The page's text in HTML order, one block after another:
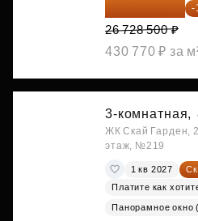
22 184 655 ₽ -
26 728 500 ₽
430 770 ₽ за
3-комнатная,
ЖК Скай Гарден,
этаж, №219
1 кв 2027
Платите как
Панорамное окно